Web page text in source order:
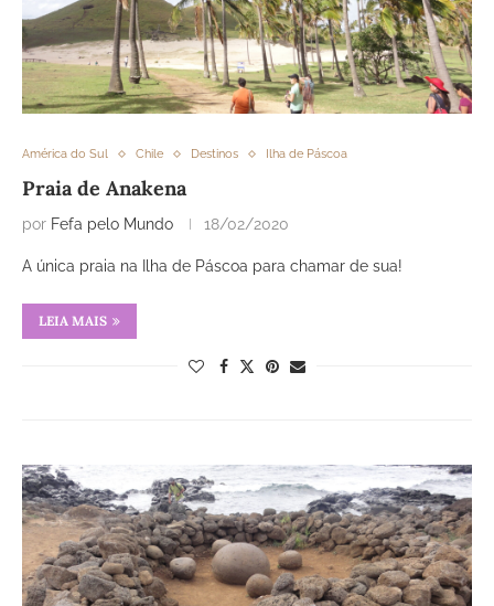
América do Sul Chile Destinos Ilha de Páscoa
Praia de Anakena
por Fefa pelo Mundo 18/02/2020
A única praia na Ilha de Páscoa para chamar de sua!
LEIA MAIS